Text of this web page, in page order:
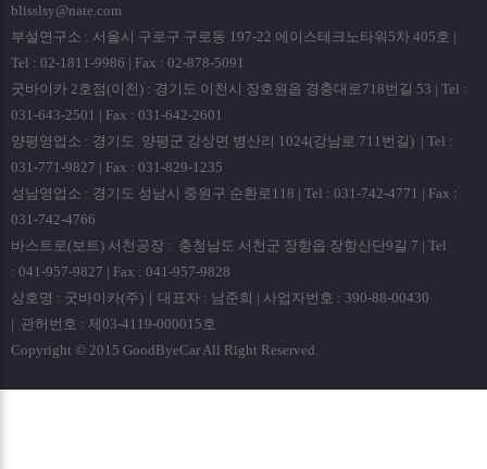
blisslsy@nate.com
부설연구소 : 서울시 구로구 구로동 197-22 에이스테크노타워5차 405호 |
Tel : 02-1811-9986 | Fax : 02-878-5091
굿바이카 2호점(이천) : 경기도 이천시 장호원읍 경충대로718번길 53 | Tel :
031-643-2501 | Fax : 031-642-2601
양평영업소 : 경기도 양평군 강상면 병산리 1024(강남로 711번길) | Tel :
031-771-9827 | Fax : 031-829-1235
성남영업소 : 경기도 성남시 중원구 순환로118 | Tel : 031-742-4771 | Fax :
031-742-4766
바스트로(보트) 서천공장 : 충청남도 서천군 장항읍 장항산단9길 7 | Tel
: 041-957-9827 | Fax : 041-957-9828
상호명 : 굿바이카(주)｜대표자 : 남준희 | 사업자번호 : 390-88-00430
| 관허번호 : 제03-4119-000015호
Copyright © 2015 GoodByeCar All Right Reserved.